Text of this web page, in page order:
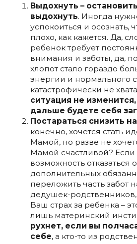
Выдохнуть –
выдохнуть. Иногда
успокоиться и осознать,
плохо, как кажется. Да,
ребенок требует
внимания и заботы, да,
хлопот стало гораздо
энергии и нормального
катастрофически не
ситуация не
дальше будете себя
Постараться снизить
конечно, хочется стать
Мамой, но разве не
Мамой счастливой? Если
возможность отказаться
дополнительных
переложить часть забот
дедушек-родственников,
Ваш страх за ребенка –
лишь материнский
рухнет, если вы
себе, а кто-то из